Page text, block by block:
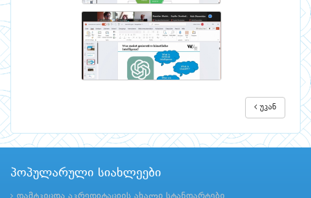
უკან
პოპულარული სიახლეები